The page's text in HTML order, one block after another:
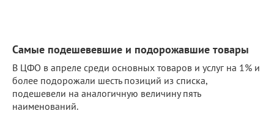
Самые подешевевшие и подорожавшие товары
В ЦФО в апреле среди основных товаров и услуг на 1% и
более подорожали шесть позиций из списка,
подешевели на аналогичную величину пять
наименований.